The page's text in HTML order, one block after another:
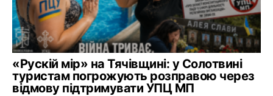
«Рускій мір» на Тячівщині: у Солотвині
туристам погрожують розправою через
відмову підтримувати УПЦ МП